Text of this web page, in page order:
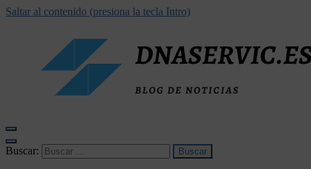
Saltar al contenido (presiona la tecla Intro)
Buscar: